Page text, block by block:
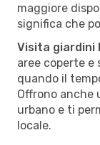
maggiore
significa che
Visita giardini
aree coperte e
quando il
Offrono anche
urbano e ti
locale.